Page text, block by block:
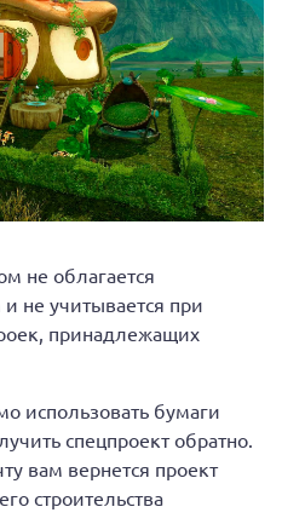
не облагается
не учитывается при
принадлежащих
использовать бумаги
спецпроект обратно.
вам вернется проект
строительства